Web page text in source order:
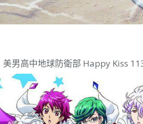
美男高中地球防衛部 Happy Kiss